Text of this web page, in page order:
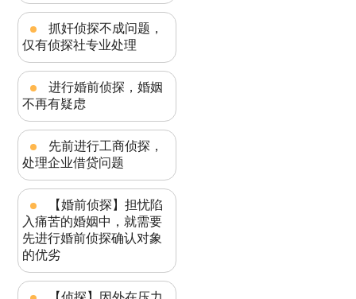
抓奸侦探不成问题，
仅有侦探社专业处理
进行婚前侦探，婚姻
不再有疑虑
先前进行工商侦探，
处理企业借贷问题
【婚前侦探】担忧陷
入痛苦的婚姻中，就需要
先进行婚前侦探确认对象
的优劣